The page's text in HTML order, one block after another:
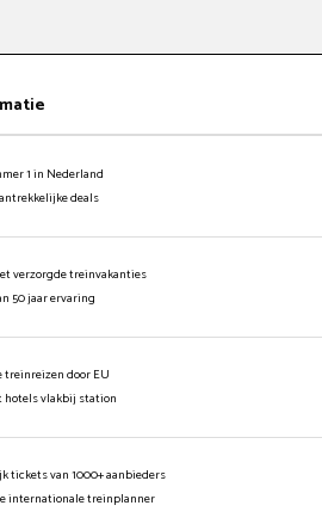
1 in Nederland
deals
verzorgde treinvakanties
50 jaar ervaring
treinreizen door EU
hotels vlakbij station
tickets van 1000+ aanbieders
internationale treinplanner